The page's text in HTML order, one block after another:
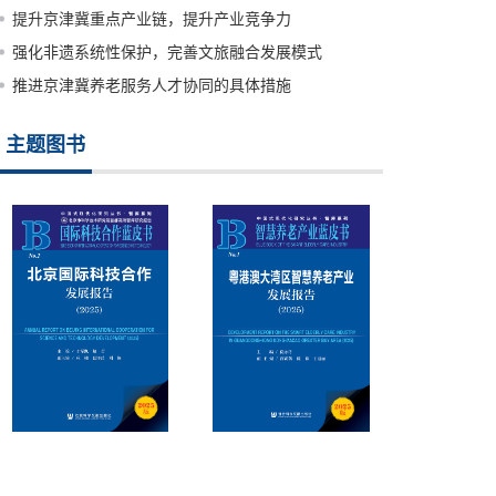
提升京津冀重点产业链，提升产业竞争力
强化非遗系统性保护，完善文旅融合发展模式
推进京津冀养老服务人才协同的具体措施
主题图书